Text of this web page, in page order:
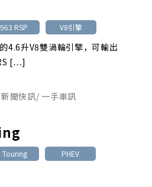
RSP V8引擎
4.6升V8雙渦輪引擎，可輸出
[…]
新聞快訊/ 一手車訊
Touring
PHEV